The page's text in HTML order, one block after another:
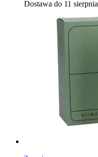
Dostawa do 11 sierpnia